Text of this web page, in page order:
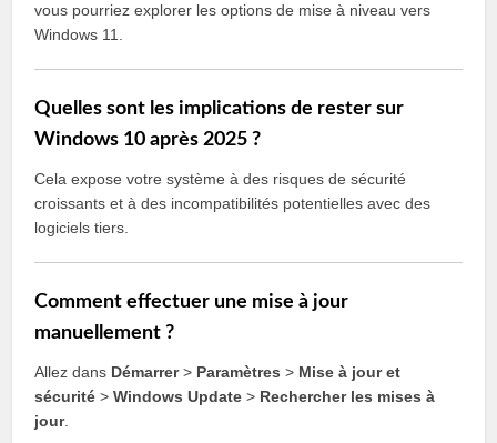
vous pourriez explorer les options de mise à niveau vers
Windows 11.
Quelles sont les implications de rester sur
Windows 10 après 2025 ?
Cela expose votre système à des risques de sécurité
croissants et à des incompatibilités potentielles avec des
logiciels tiers.
Comment effectuer une mise à jour
manuellement ?
Allez dans Démarrer> Paramètres > Mise à jour et
sécurité >Windows Update > Rechercher les mises à
jour.